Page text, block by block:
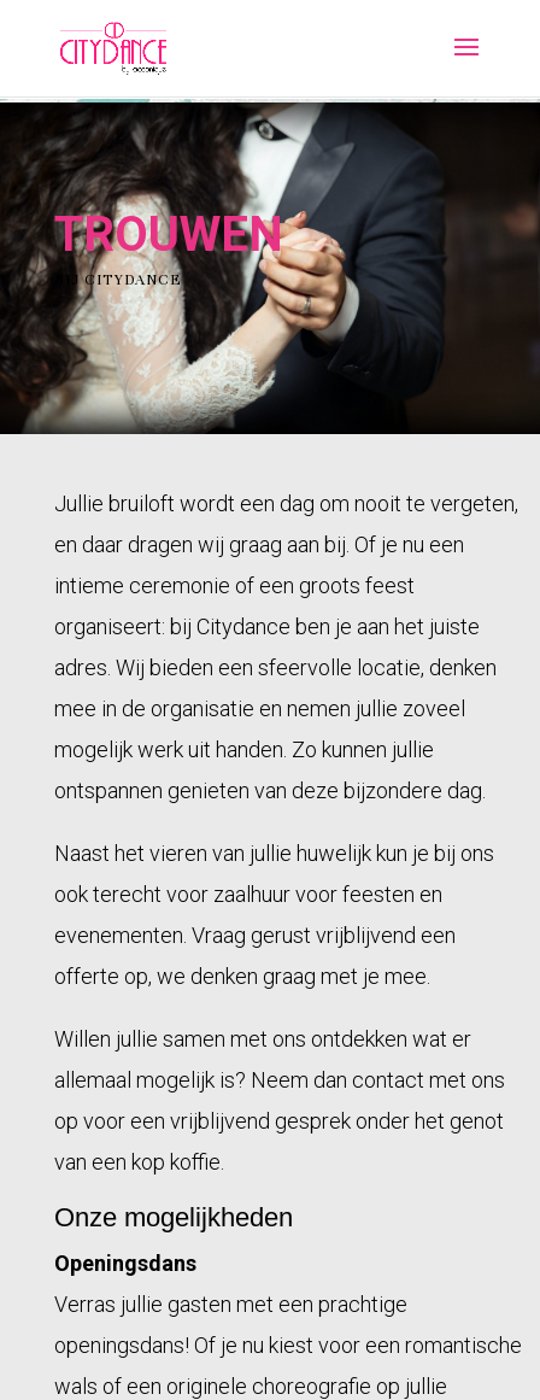
TROUWEN
BIJ CITYDANCE
Jullie bruiloft wordt een dag om nooit te vergeten,
en daar dragen wij graag aan bij. Of je nu een
intieme ceremonie of een groots feest
organiseert: bij Citydance ben je aan het juiste
adres. Wij bieden een sfeervolle locatie, denken
mee in de organisatie en nemen jullie zoveel
mogelijk werk uit handen. Zo kunnen jullie
ontspannen genieten van deze bijzondere dag.
Naast het vieren van jullie huwelijk kun je bij ons
ook terecht voor zaalhuur voor feesten en
evenementen. Vraag gerust vrijblijvend een
offerte op, we denken graag met je mee.
Willen jullie samen met ons ontdekken wat er
allemaal mogelijk is? Neem dan contact met ons
op voor een vrijblijvend gesprek onder het genot
van een kop koffie.
Onze mogelijkheden
Openingsdans
Verras jullie gasten met een prachtige
openingsdans! Of je nu kiest voor een romantische
wals of een originele choreografie op jullie